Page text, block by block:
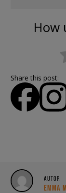
How
Share this post:
AUTOR
EMMA